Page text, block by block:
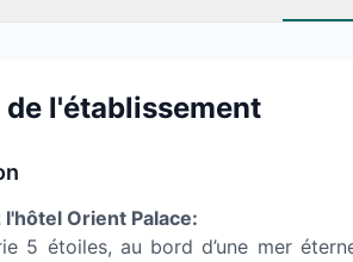
l'établissement
Orient Palace:
5 étoiles, au bord d’une mer